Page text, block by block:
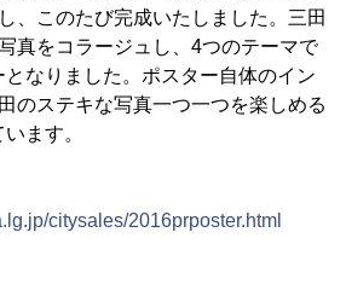
、このたび完成いたしました。三田
真をコラージュし、4つのテーマで
なりました。ポスター自体のイン
のステキな写真一つ一つを楽しめる
ます。
citysales/2016prposter.html